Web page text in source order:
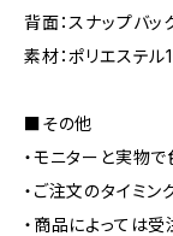
背面：スナップバッ
素材：ポリエステ
■その他
・モニターと実物
・ご注文のタイミ
・商品によっては